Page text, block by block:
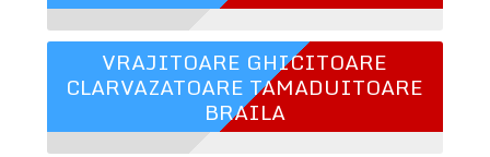
VRAJITOARE GHICITOARE
CLARVAZATOARE TAMADUITOARE
BRAILA